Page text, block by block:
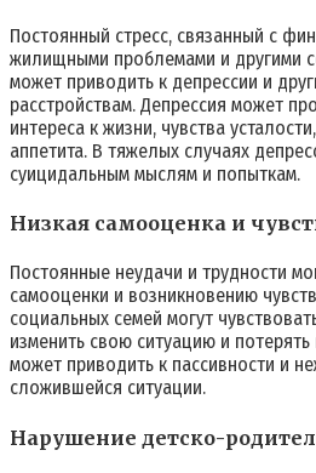
Постоянный стресс, связанный с
жилищными проблемами и другими
может приводить к депрессии и
расстройствам. Депрессия может
интереса к жизни, чувства
аппетита. В тяжелых случаях
суицидальным мыслям и попыткам.
Низкая самооценка и
Постоянные неудачи и трудности
самооценки и возникновению
социальных семей могут
изменить свою ситуацию и
может приводить к пассивности и
сложившейся ситуации.
Нарушение детско-